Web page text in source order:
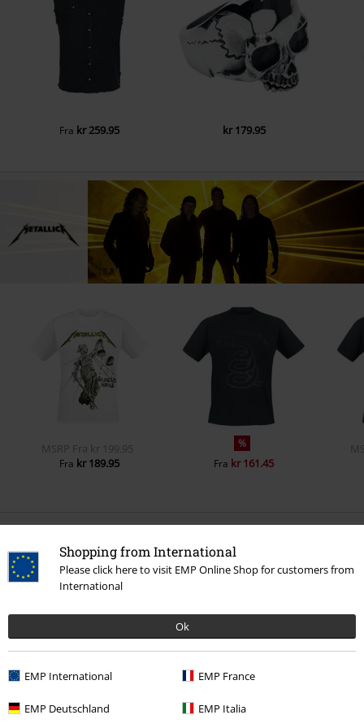
Shopping from International
Please click here to visit EMP Online Shop for customers from
International
Ok
EMP International EMP France
EMP Deutschland EMP Italia
Fra kr 259.95 kr 179.95
MSRP Fra kr 199.95
Fra kr 189.95
%
Fra kr 161.45
Fortæl os din mening om denne vare "EMP Signature
Skriv anmeldelse